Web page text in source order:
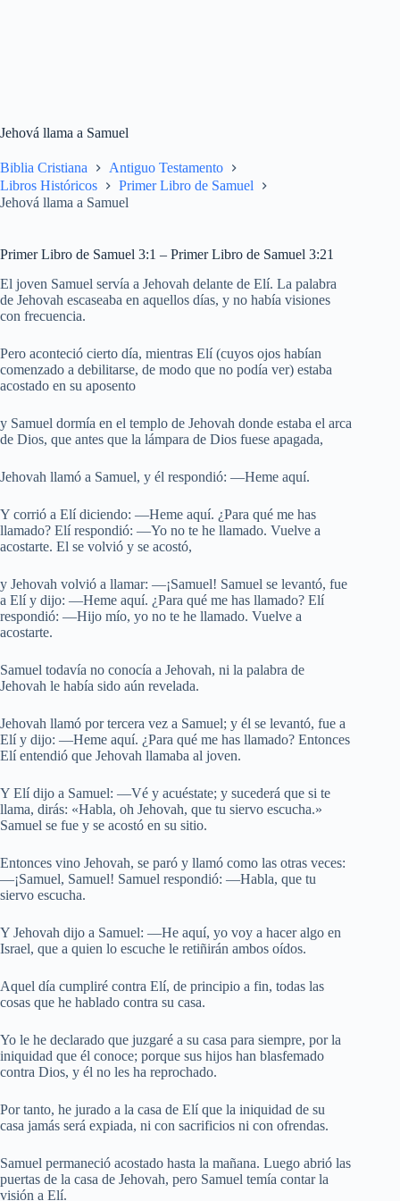
Jehová llama a Samuel
Biblia Cristiana
Antiguo Testamento
Libros Históricos
Primer Libro de Samuel
Jehová llama a Samuel
Primer Libro de Samuel 3:1 – Primer Libro de Samuel 3:21
El joven Samuel servía a Jehovah delante de Elí. La palabra
de Jehovah escaseaba en aquellos días, y no había visiones
con frecuencia.
Pero aconteció cierto día, mientras Elí (cuyos ojos habían
comenzado a debilitarse, de modo que no podía ver) estaba
acostado en su aposento
y Samuel dormía en el templo de Jehovah donde estaba el arca
de Dios, que antes que la lámpara de Dios fuese apagada,
Jehovah llamó a Samuel, y él respondió: —Heme aquí.
Y corrió a Elí diciendo: —Heme aquí. ¿Para qué me has
llamado? Elí respondió: —Yo no te he llamado. Vuelve a
acostarte. El se volvió y se acostó,
y Jehovah volvió a llamar: —¡Samuel! Samuel se levantó, fue
a Elí y dijo: —Heme aquí. ¿Para qué me has llamado? Elí
respondió: —Hijo mío, yo no te he llamado. Vuelve a
acostarte.
Samuel todavía no conocía a Jehovah, ni la palabra de
Jehovah le había sido aún revelada.
Jehovah llamó por tercera vez a Samuel; y él se levantó, fue a
Elí y dijo: —Heme aquí. ¿Para qué me has llamado? Entonces
Elí entendió que Jehovah llamaba al joven.
Y Elí dijo a Samuel: —Vé y acuéstate; y sucederá que si te
llama, dirás: «Habla, oh Jehovah, que tu siervo escucha.»
Samuel se fue y se acostó en su sitio.
Entonces vino Jehovah, se paró y llamó como las otras veces:
—¡Samuel, Samuel! Samuel respondió: —Habla, que tu
siervo escucha.
Y Jehovah dijo a Samuel: —He aquí, yo voy a hacer algo en
Israel, que a quien lo escuche le retiñirán ambos oídos.
Aquel día cumpliré contra Elí, de principio a fin, todas las
cosas que he hablado contra su casa.
Yo le he declarado que juzgaré a su casa para siempre, por la
iniquidad que él conoce; porque sus hijos han blasfemado
contra Dios, y él no les ha reprochado.
Por tanto, he jurado a la casa de Elí que la iniquidad de su
casa jamás será expiada, ni con sacrificios ni con ofrendas.
Samuel permaneció acostado hasta la mañana. Luego abrió las
puertas de la casa de Jehovah, pero Samuel temía contar la
visión a Elí.